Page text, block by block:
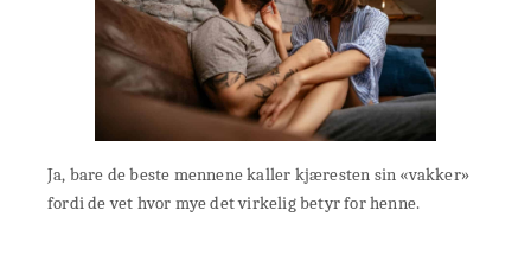
Ja, bare de beste mennene kaller kjæresten sin «vakker»
fordi de vet hvor mye det virkelig betyr for henne.